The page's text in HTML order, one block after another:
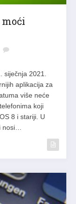
moći
siječnja 2021.
aplikacija za
više neće
koji
8 i stariji. U
nosi…